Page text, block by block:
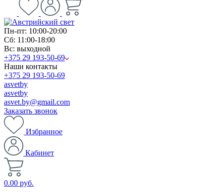
Пн-пт: 10:00-20:00
Сб: 11:00-18:00
Вс: выходной
+375 29 193-50-69
Наши контакты
+375 29 193-50-69
asvetby
asvetby
asvet.by@gmail.com
Заказать звонок
Избранное
Кабинет
0.00 руб.